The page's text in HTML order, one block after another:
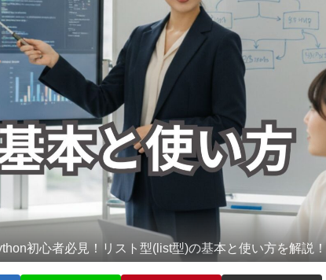
初心者必見！リスト型(list型)の基本と使い方を解説！